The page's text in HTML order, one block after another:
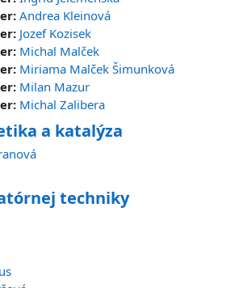
Andrea Kleinová
Jozef Kozisek
Michal Malček
Miriama Malček Šimunková
Milan Mazur
Michal Zalibera
a katalýza
techniky